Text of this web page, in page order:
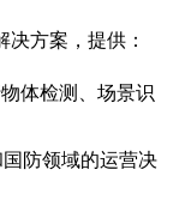
方案，提供：
体检测、场景识
防领域的运营决